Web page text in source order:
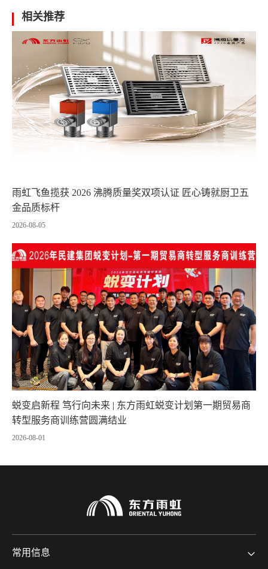
相关推荐
雨虹飞鱼揽获 2026 沸腾质量奖双项认证 匠心铸就厨卫五
金品质标杆
2026-08-05
蜕变启新程 笃行向未来 | 东方雨虹蜕变计划第一期贸易商
转型服务商训练营圆满结业
2026-08-01
常用信息